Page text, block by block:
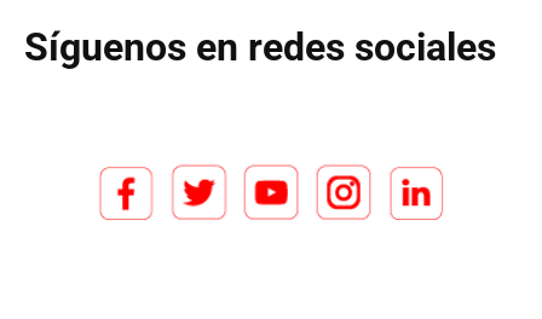
Síguenos en redes sociales